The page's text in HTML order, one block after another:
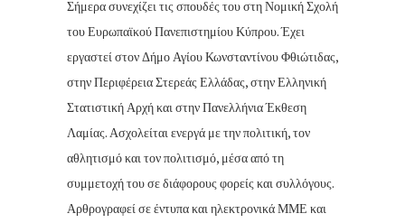
Σήμερα συνεχίζει τις σπουδές του στη Νομική Σχολή
του Ευρωπαϊκού Πανεπιστημίου Κύπρου. Έχει
εργαστεί στον Δήμο Αγίου Κωνσταντίνου Φθιώτιδας,
στην Περιφέρεια Στερεάς Ελλάδας, στην Ελληνική
Στατιστική Αρχή και στην Πανελλήνια Έκθεση
Λαμίας. Ασχολείται ενεργά με την πολιτική, τον
αθλητισμό και τον πολιτισμό, μέσα από τη
συμμετοχή του σε διάφορους φορείς και συλλόγους.
Αρθρογραφεί σε έντυπα και ηλεκτρονικά ΜΜΕ και